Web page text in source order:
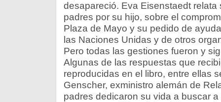
desapareció. Eva Eisenstaedt
padres por su hijo, sobre el
Plaza de Mayo y su pedido de
las Naciones Unidas y de otros
Pero todas las gestiones fueron y
Algunas de las respuestas que
reproducidas en el libro, entre ellas
Genscher, exministro alemán de
padres dedicaron su vida a buscar a